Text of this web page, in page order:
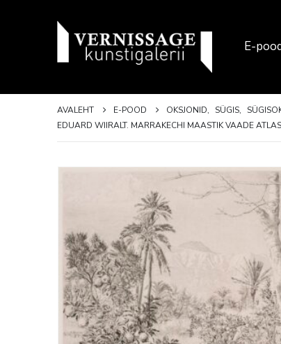
E-
AVALEHT E-POOD OKSJONID, SÜGIS,
EDUARD WIIRALT. MARRAKECHI MAASTIK VAADE